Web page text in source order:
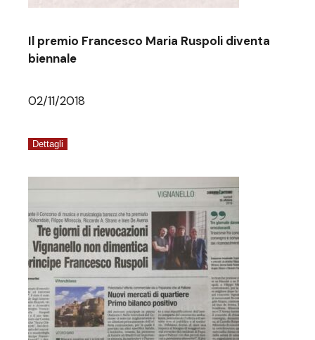
Il premio Francesco Maria Ruspoli diventa
biennale
02/11/2018
Dettagli